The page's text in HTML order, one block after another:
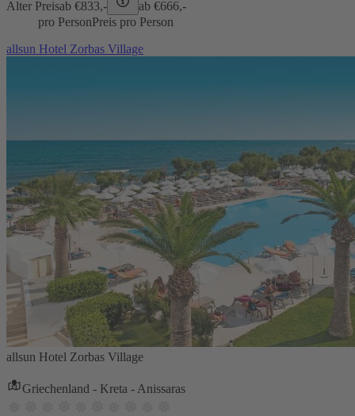
Alter Preisab €833,- ab €666,-
pro PersonPreis pro Person
allsun Hotel Zorbas Village
allsun Hotel Zorbas Village
Griechenland - Kreta - Anissaras